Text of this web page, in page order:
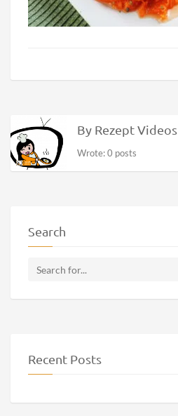
By Rezept Videos
Wrote: 0 posts
Search
Recent Posts